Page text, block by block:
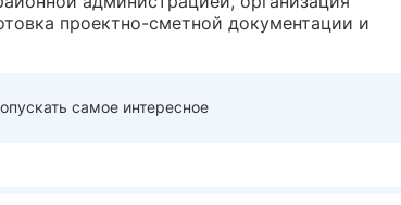
проектно-сметной документации и
самое интересное